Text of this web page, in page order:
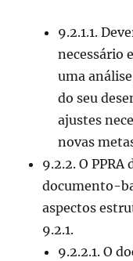
9.2.1.1.
necessário
uma
do seu
ajustes
novas
9.2.2. O
documento-
aspectos
9.2.1.
9.2.2.1. O